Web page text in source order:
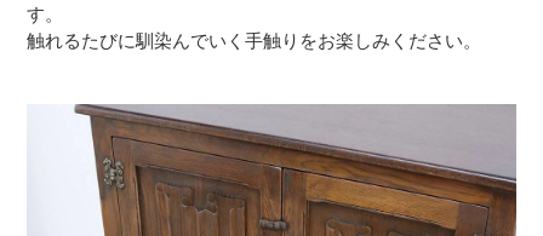
す。
触れるたびに馴染んでいく手触りをお楽しみください。